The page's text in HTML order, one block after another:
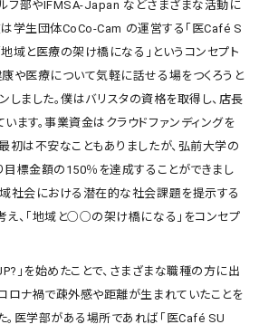
フ部やIFMSA-Japan などさまざまな活動に
は学生団体CoCo-Cam の運営する「医Café S
地域と医療の架け橋になる」というコンセプト
や医療について気軽に話せる場をつくろうと
しました。僕はバリスタの資格を取得し、店長
ます。事業資金はクラウドファンディングを
初は不安なこともありましたが、弘前大学の
目標金額の150％を達成することができまし
域社会における潜在的な社会課題を提示する
え、｢地域と○○の架け橋になる｣をコンセプ
」を始めたことで、さまざまな職種の方に出
ロナ禍で疎外感や距離が生まれていたことを
。医学部がある場所であれば「医Café SU